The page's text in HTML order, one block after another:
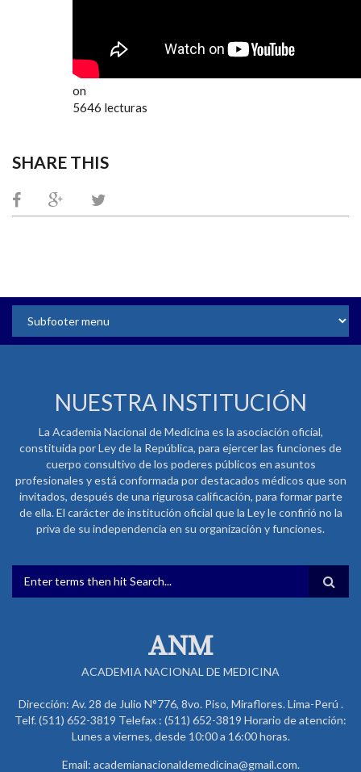
on
5646 lecturas
SHARE THIS
NUESTRA INSTITUCIÓN
La Academia Nacional de Medicina es la asociación oficial,
constituida por Ley de la República, para ejercer las funciones de
cuerpo consultivo de los poderes públicos en asuntos
profesionales y está conformada por destacados médicos que son
invitados, después de una rigurosa calificación, para formar parte
de ella. El carácter de institución oficial que la Ley le confirió no la
priva de su independencia en su organización y funciones.
FORMULARIO DE BÚSQUEDA
ANM
ACADEMIA NACIONAL DE MEDICINA
Dirección: Av. 28 de Julio N°776, 8vo. Piso, Miraflores. Lima-Perú .
Telf. (511) 652-3819 Telefax : (511) 652-3819 Horario de atención:
Lunes a viernes, desde 10:00 a 16:00 horas.
Email: academianacionaldemedicina@gmail.com.